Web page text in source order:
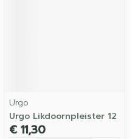
Urgo
Urgo Likdoornpleister 12
€ 11,30